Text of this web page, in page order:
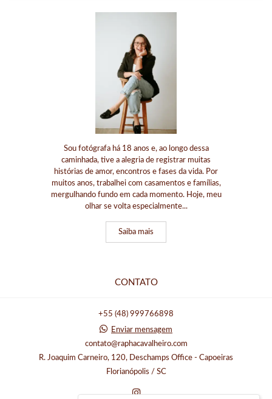
Sou fotógrafa há 18 anos e, ao longo dessa
caminhada, tive a alegria de registrar muitas
histórias de amor, encontros e fases da vida. Por
muitos anos, trabalhei com casamentos e famílias,
mergulhando fundo em cada momento. Hoje, meu
olhar se volta especialmente...
Saiba mais
CONTATO
+55 (48) 999766898
Enviar mensagem
contato@raphacavalheiro.com
R. Joaquim Carneiro, 120, Deschamps Office - Capoeiras
Florianópolis / SC